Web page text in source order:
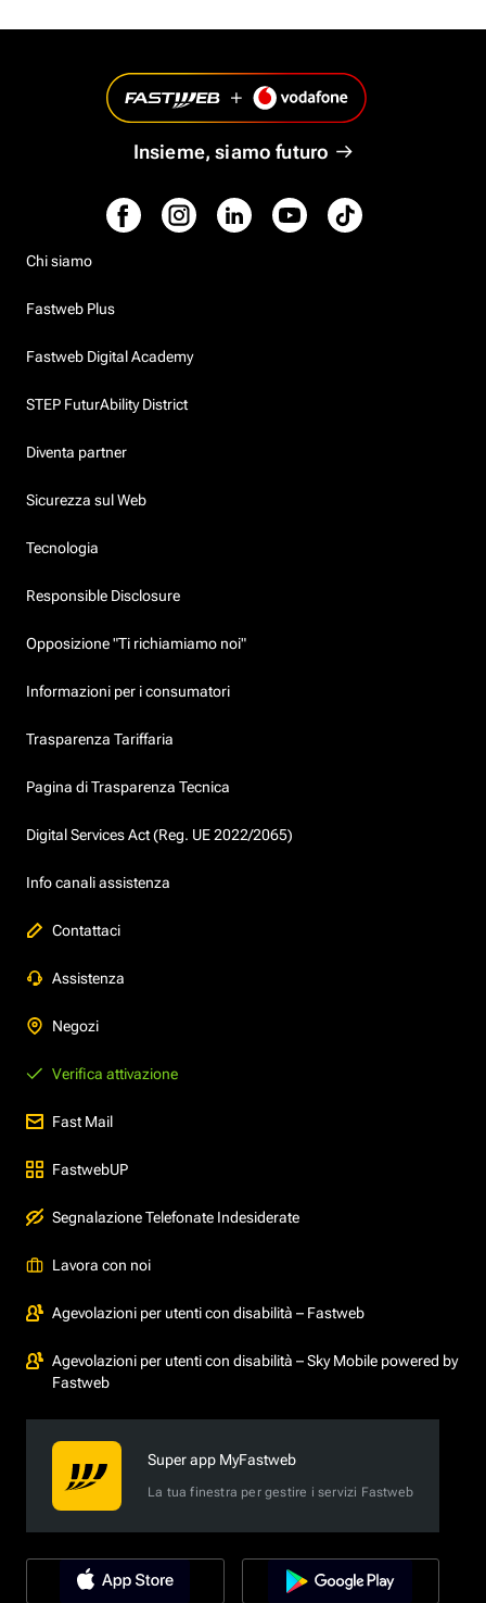
Insieme, siamo futuro
Chi siamo
Fastweb Plus
Fastweb Digital Academy
STEP FuturAbility District
Diventa partner
Sicurezza sul Web
Tecnologia
Responsible Disclosure
Opposizione "Ti richiamiamo noi"
Informazioni per i consumatori
Trasparenza Tariffaria
Pagina di Trasparenza Tecnica
Digital Services Act (Reg. UE 2022/2065)
Info canali assistenza
Contattaci
Assistenza
Negozi
Verifica attivazione
Fast Mail
FastwebUP
Segnalazione Telefonate Indesiderate
Lavora con noi
Agevolazioni per utenti con disabilità – Fastweb
Agevolazioni per utenti con disabilità – Sky Mobile powered by
Fastweb
Super app MyFastweb
La tua finestra per gestire i servizi Fastweb